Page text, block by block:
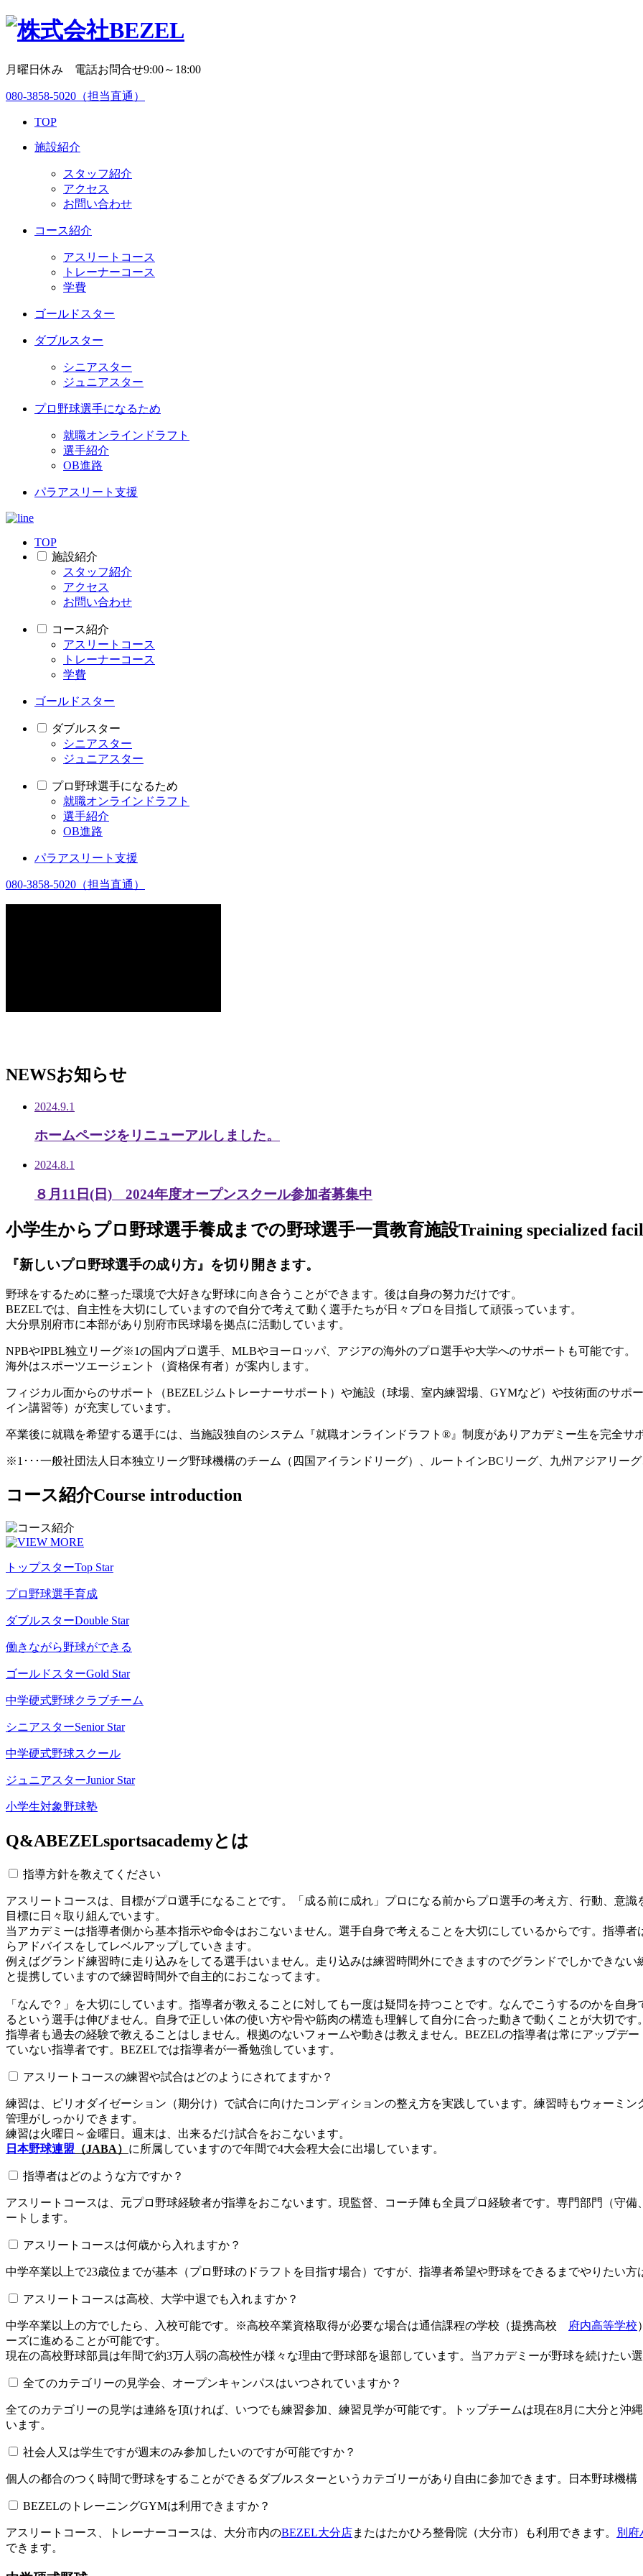
月曜日休み 電話お問合せ9:00～18:00
080-3858-5020 （担当直通）
TOP
施設紹介
スタッフ紹介
アクセス
お問い合わせ
コース紹介
アスリートコース
トレーナーコース
学費
ゴールドスター
ダブルスター
シニアスター
ジュニアスター
プロ野球選手になるため
就職オンラインドラフト
選手紹介
OB進路
パラアスリート支援
TOP
施設紹介
スタッフ紹介
アクセス
お問い合わせ
コース紹介
アスリートコース
トレーナーコース
学費
ゴールドスター
ダブルスター
シニアスター
ジュニアスター
プロ野球選手になるため
就職オンラインドラフト
選手紹介
OB進路
パラアスリート支援
080-3858-5020 （担当直通）
NEWSお知らせ
2024.9.1
ホームページをリニューアルしました。
2024.8.1
８月11日(日) 2024年度オープンスクール参加者募集中
小学生からプロ野球選手養成までの野球選手一貫教育施設Training specialized
『新しいプロ野球選手の成り方』を切り開きます。
野球をするために整った環境で大好きな野球に向き合うことができます。後は自身の努力だけです。
BEZELでは、自主性を大切にしていますので自分で考えて動く選手たちが日々プロを目指して頑張っています。
大分県別府市に本部があり別府市民球場を拠点に活動しています。
NPBやIPBL独立リーグ※1の国内プロ選手、MLBやヨーロッパ、アジアの海外のプロ選手や大学へのサポートも可能です。
海外はスポーツエージェント（資格保有者）が案内します。
フィジカル面からのサポート（BEZELジムトレーナーサポート）や施設（球場、室内練習場、GYMなど）や技術面のサポ
イン講習等）が充実しています。
卒業後に就職を希望する選手には、当施設独自のシステム『就職オンラインドラフト®』制度がありアカデミー生を完全サ
※1･･･一般社団法人日本独立リーグ野球機構のチーム（四国アイランドリーグ）、ルートインBCリーグ、九州アジアリー
コース紹介Course introduction
トップスターTop Star
プロ野球選手育成
ダブルスターDouble Star
働きながら野球ができる
ゴールドスターGold Star
中学硬式野球クラブチーム
シニアスターSenior Star
中学硬式野球スクール
ジュニアスターJunior Star
小学生対象野球塾
Q&ABEZELsportsacademyとは
指導方針を教えてください
アスリートコースは、目標がプロ選手になることです。「成る前に成れ」プロになる前からプロ選手の考え方、行動、意
目標に日々取り組んでいます。
当アカデミーは指導者側から基本指示や命令はおこないません。選手自身で考えることを大切にしているからです。指導
らアドバイスをしてレベルアップしていきます。
例えばグランド練習時に走り込みをしてる選手はいません。走り込みは練習時間外にできますのでグランドでしかできな
と提携していますので練習時間外で自主的におこなってます。
「なんで？」を大切にしています。指導者が教えることに対しても一度は疑問を持つことです。なんでこうするのかを自
るという選手は伸びません。自身で正しい体の使い方や骨や筋肉の構造も理解して自分に合った動きで動くことが大切です
指導者も過去の経験で教えることはしません。根拠のないフォームや動きは教えません。BEZELの指導者は常にアップデ
ていない指導者です。BEZELでは指導者が一番勉強しています。
アスリートコースの練習や試合はどのようにされてますか？
練習は、ピリオダイゼーション（期分け）で試合に向けたコンディションの整え方を実践しています。練習時もウォーミ
管理がしっかりできます。
練習は火曜日～金曜日。週末は、出来るだけ試合をおこないます。
日本野球連盟 （JABA） に所属していますので年間で4大会程大会に出場しています。
指導者はどのような方ですか？
アスリートコースは、元プロ野球経験者が指導をおこないます。現監督、コーチ陣も全員プロ経験者です。専門部門（守
ートします。
アスリートコースは何歳から入れますか？
中学卒業以上で23歳位までが基本（プロ野球のドラフトを目指す場合）ですが、指導者希望や野球をできるまでやりたい方
アスリートコースは高校、大学中退でも入れますか？
中学卒業以上の方でしたら、入校可能です。※高校卒業資格取得が必要な場合は通信課程の学校（提携高校 府内高等学校
ーズに進めることが可能です。
現在の高校野球部員は年間で約3万人弱の高校性が様々な理由で野球部を退部しています。当アカデミーが野球を続けたい
全てのカテゴリーの見学会、オープンキャンパスはいつされていますか？​​​​​
全てのカテゴリーの見学は連絡を頂ければ、いつでも練習参加、練習見学が可能です。トップチームは現在8月に大分と沖
います。
社会人又は学生ですが週末のみ参加したいのですが可能ですか？
個人の都合のつく時間で野球をすることができるダブルスターというカテゴリーがあり自由に参加できます。日本野球機
BEZELのトレーニングGYMは利用できますか？​​​​​
アスリートコース、トレーナーコースは、大分市内のBEZEL大分店またはたかひろ整骨院（大分市）も利用できます。
別府
できます。